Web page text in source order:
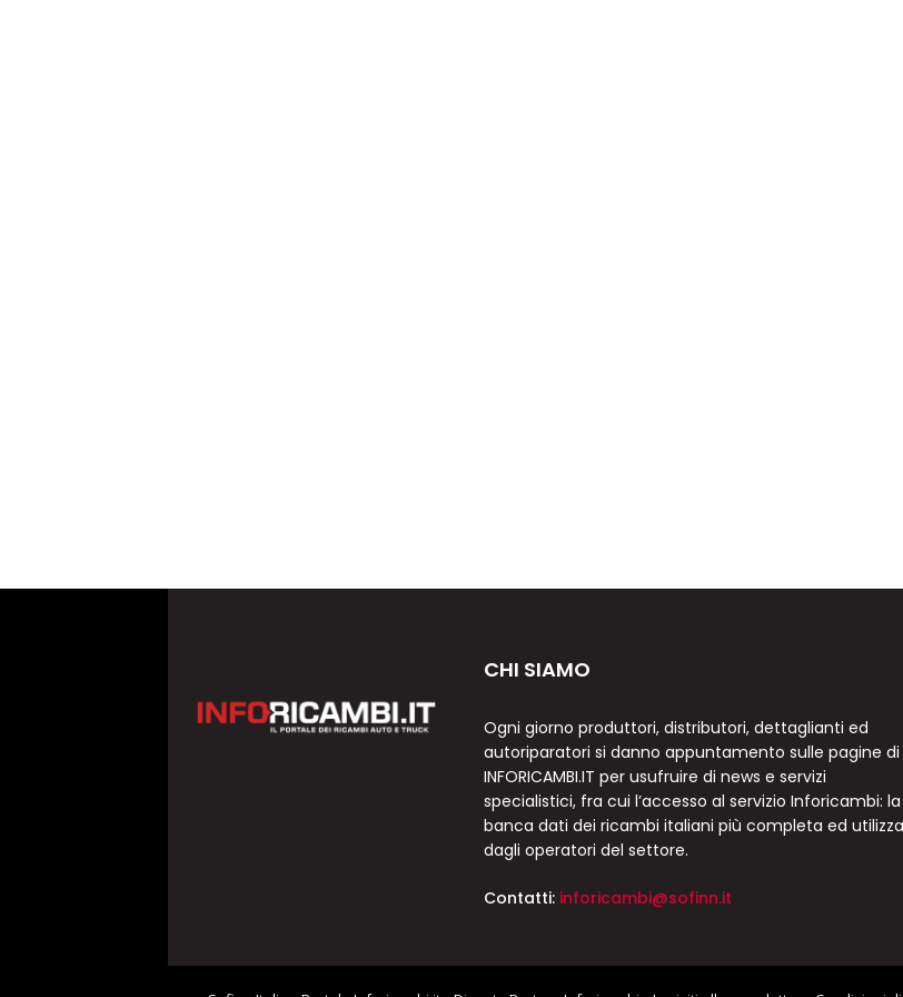
CHI SIAMO
Ogni giorno produttori, distributori, dettaglianti ed
autoriparatori si danno appuntamento sulle pagine di
INFORICAMBI.IT per usufruire di news e servizi
specialistici, fra cui l’accesso al servizio Inforicambi: la
banca dati dei ricambi italiani più completa ed
dagli operatori del settore.
Contatti: inforicambi@sofinn.it